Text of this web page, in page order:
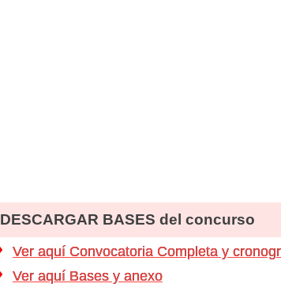
DESCARGAR BASES del concurso
Ver aquí Convocatoria Completa y
Ver aquí Bases y anexo